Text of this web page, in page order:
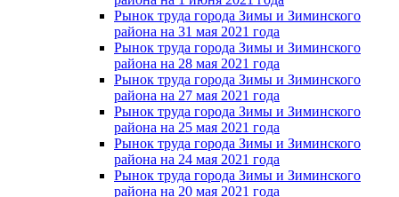
Рынок труда города Зимы и Зиминского
района на 31 мая 2021 года
Рынок труда города Зимы и Зиминского
района на 28 мая 2021 года
Рынок труда города Зимы и Зиминского
района на 27 мая 2021 года
Рынок труда города Зимы и Зиминского
района на 25 мая 2021 года
Рынок труда города Зимы и Зиминского
района на 24 мая 2021 года
Рынок труда города Зимы и Зиминского
района на 20 мая 2021 года